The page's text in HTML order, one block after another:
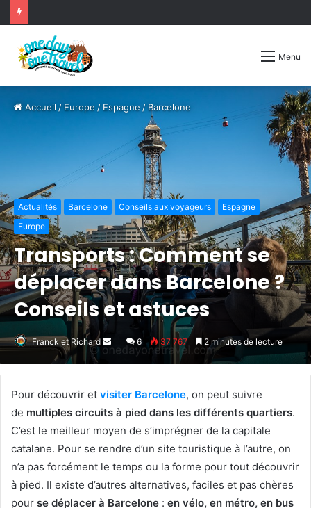
Menu
Accueil / Europe / Espagne / Barcelone
Actualités Barcelone Conseils aux voyageurs
Espagne
Europe
Transports : Comment se
déplacer dans Barcelone ?
Conseils et astuces
Franck et Richard
Envoyer
courriel
6 37 767 2 minutes de lecture
Pour découvrir et visiter Barcelone, on peut suivre
de multiples circuits à pied dans les différents quartiers.
C’est le meilleur moyen de s’imprégner de la capitale
catalane. Pour se rendre d’un site touristique à l’autre, on
n’a pas forcément le temps ou la forme pour tout découvrir
à pied. Il existe d’autres alternatives, faciles et pas chères
pour se déplacer à Barcelone : en vélo, en métro, en bus